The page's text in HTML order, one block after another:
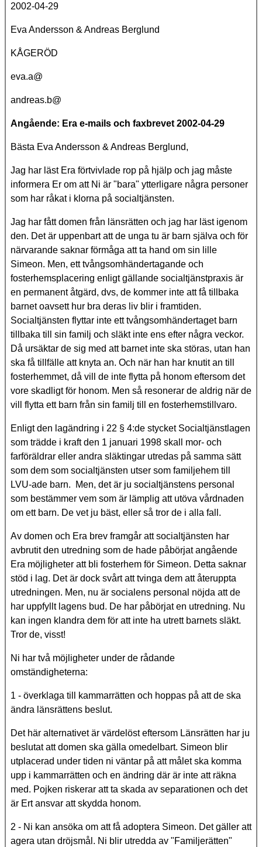
2002-04-29
Eva Andersson & Andreas Berglund
KÅGERÖD
eva.a@
andreas.b@
Angående: Era e-mails och faxbrevet 2002-04-29
Bästa Eva Andersson & Andreas Berglund,
Jag har läst Era förtvivlade rop på hjälp och jag måste
informera Er om att Ni är "bara" ytterligare några personer
som har råkat i klorna på socialtjänsten.
Jag har fått domen från länsrätten och jag har läst igenom
den. Det är uppenbart att de unga tu är barn själva och för
närvarande saknar förmåga att ta hand om sin lille
Simeon. Men, ett tvångsomhändertagande och
fosterhemsplacering enligt gällande socialtjänstpraxis är
en permanent åtgärd, dvs, de kommer inte att få tillbaka
barnet oavsett hur bra deras liv blir i framtiden.
Socialtjänsten flyttar inte ett tvångsomhändertaget barn
tillbaka till sin familj och släkt inte ens efter några veckor.
Då ursäktar de sig med att barnet inte ska störas, utan han
ska få tillfälle att knyta an. Och när han har knutit an till
fosterhemmet, då vill de inte flytta på honom eftersom det
vore skadligt för honom. Men så resonerar de aldrig när de
vill flytta ett barn från sin familj till en fosterhemstillvaro.
Enligt den lagändring i 22 § 4:de stycket Socialtjänstlagen
som trädde i kraft den 1 januari 1998 skall mor- och
farföräldrar eller andra släktingar utredas på samma sätt
som dem som socialtjänsten utser som familjehem till
LVU-ade barn. Men, det är ju socialtjänstens personal
som bestämmer vem som är lämplig att utöva vårdnaden
om ett barn. De vet ju bäst, eller så tror de i alla fall.
Av domen och Era brev framgår att socialtjänsten har
avbrutit den utredning som de hade påbörjat angående
Era möjligheter att bli fosterhem för Simeon. Detta saknar
stöd i lag. Det är dock svårt att tvinga dem att återuppta
utredningen. Men, nu är socialens personal nöjda att de
har uppfyllt lagens bud. De har påbörjat en utredning. Nu
kan ingen klandra dem för att inte ha utrett barnets släkt.
Tror de, visst!
Ni har två möjligheter under de rådande
omständigheterna:
1 - överklaga till kammarrätten och hoppas på att de ska
ändra länsrättens beslut.
Det här alternativet är värdelöst eftersom Länsrätten har ju
beslutat att domen ska gälla omedelbart. Simeon blir
utplacerad under tiden ni väntar på att målet ska komma
upp i kammarrätten och en ändring där är inte att räkna
med. Pojken riskerar att ta skada av separationen och det
är Ert ansvar att skydda honom.
2 - Ni kan ansöka om att få adoptera Simeon. Det gäller att
agera utan dröjsmål. Ni blir utredda av "Familjerätten"